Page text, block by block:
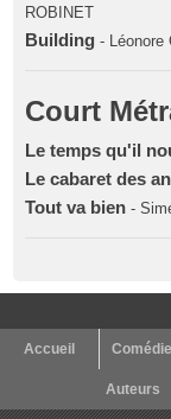
ROBINET
Building - Léonore
Court
Le temps qu'il
Le cabaret des
Tout va bien -
Accueil
Auteurs